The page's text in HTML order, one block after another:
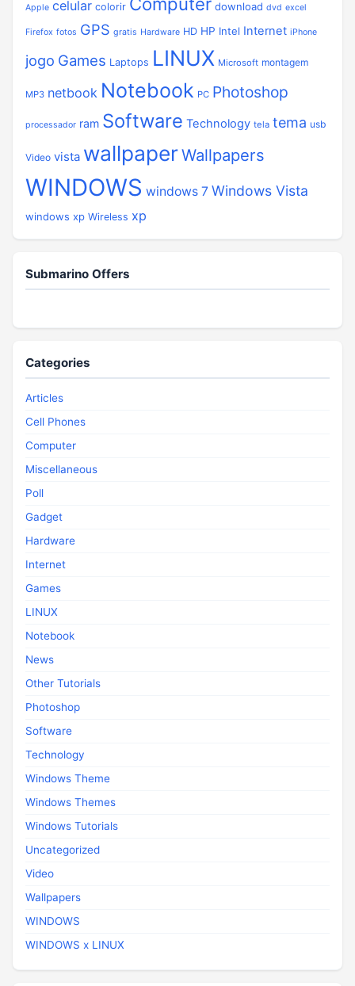
Apple celular colorir download dvd excel
Firefox fotos GPS gratis Hardware HD HP Intel Internet iPhone
jogo Games Laptops LINUX Microsoft montagem
MP3 netbook Notebook PC Photoshop
processador ram Software Technology tela tema usb
Video vista wallpaperWallpapers
WINDOWS windows 7 Windows Vista
windows xp Wireless xp
Submarino Offers
Categories
Articles
Cell Phones
Computer
Miscellaneous
Poll
Gadget
Hardware
Internet
Games
LINUX
Notebook
News
Other Tutorials
Photoshop
Software
Technology
Windows Theme
Windows Themes
Windows Tutorials
Uncategorized
Video
Wallpapers
WINDOWS
WINDOWS x LINUX